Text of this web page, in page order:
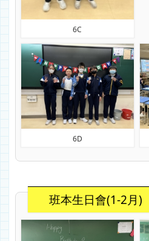
6C
6D
班本生日會(1-2月)